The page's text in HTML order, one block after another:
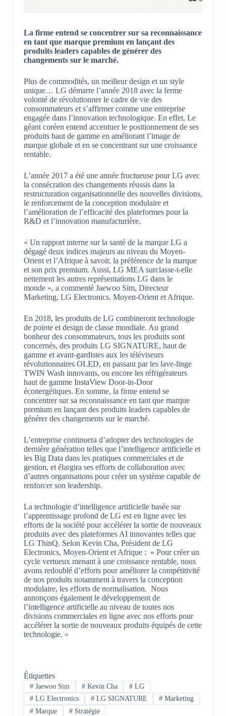
La firme entend se concentrer sur sa reconnaissance
en tant que marque premium en lançant des
produits leaders capables de générer des
changements sur le marché.
Plus de commodités, un meilleur design et un style
unique… LG démarre l’année 2018 avec la ferme
volonté de révolutionner le cadre de vie des
consommateurs et s’affirmer comme une entreprise
engagée dans l’innovation technologique. En effet, Le
géant coréen entend accentuer le positionnement de ses
produits haut de gamme en améliorant l’image de
marque globale et en se concentrant sur une croissance
rentable.
L’année 2017 a été une année fructueuse pour LG avec
la consécration des changements réussis dans la
restructuration organisationnelle des nouvelles divisions,
le renforcement de la conception modulaire et
l’amélioration de l’efficacité des plateformes pour la
R&D et l’innovation manufacturière.
« Un rapport interne sur la santé de la marque LG a
dégagé deux indices majeurs au niveau du Moyen-
Orient et l’Afrique à savoir, la préférence de la marque
et son prix premium. Aussi, LG MEA surclasse-t-elle
nettement les autres représentations LG dans le
monde », a commenté Jaewoo Sim, Directeur
Marketing, LG Electronics, Moyen-Orient et Afrique.
En 2018, les produits de LG combineront technologie
de pointe et design de classe mondiale. Au grand
bonheur des consommateurs, tous les produits sont
concernés, des produits LG SIGNATURE, haut de
gamme et avant-gardistes aux les téléviseurs
révolutionnaires OLED, en passant par les lave-linge
TWIN Wash innovants, ou encore les réfrigérateurs
haut de gamme InstaView Door-in-Door
éconergétiques. En somme, la firme entend se
concentrer sur sa reconnaissance en tant que marque
premium en lançant des produits leaders capables de
générer des changements sur le marché.
L’entreprise continuera d’adopter des technologies de
dernière génération telles que l’intelligence artificielle et
les Big Data dans les pratiques commerciales et de
gestion, et élargira ses efforts de collaboration avec
d’autres organisations pour créer un système capable de
renforcer son leadership.
La technologie d’intelligence artificielle basée sur
l’apprentissage profond de LG est en ligne avec les
efforts de la société pour accélérer la sortie de nouveaux
produits avec des plateformes AI innovantes telles que
LG ThinQ. Selon Kevin Cha, Président de LG
Electronics, Moyen-Orient et Afrique : » Pour créer un
cycle vertueux menant à une croissance rentable, nous
avons redoublé d’efforts pour améliorer la compétitivité
de nos produits notamment à travers la conception
modulaire, les efforts de normalisation. Nous
annonçons également le développement de
l’intelligence artificielle au niveau de toutes nos
divisions commerciales en ligne avec nos efforts pour
accélérer la sortie de nouveaux produits équipés de cette
technologie. »
Étiquettes
#Jaewoo Sim #Kevin Cha # LG
#LG Electronics #LG SIGNATURE # Marketing
#Marque #Stratégie